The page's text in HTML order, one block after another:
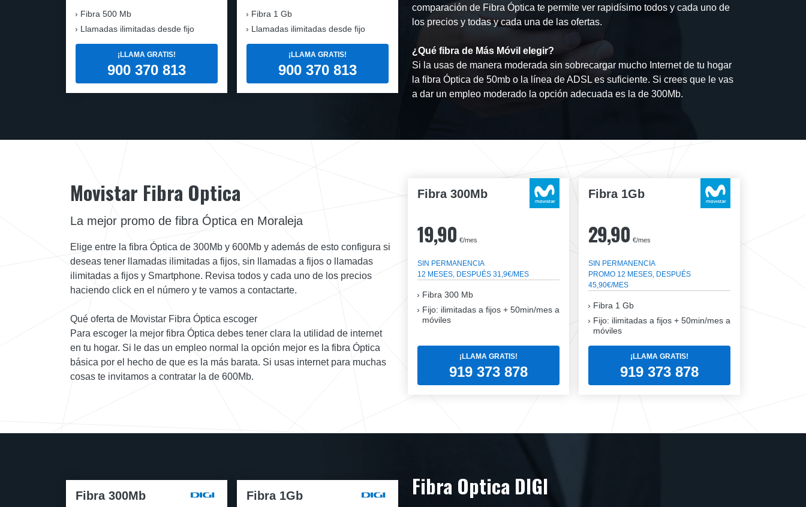
Fibra 500 Mb
Llamadas ilimitadas desde fijo
¡LLAMA GRATIS!
900 370 813
Fibra 1 Gb
Llamadas ilimitadas desde fijo
¡LLAMA GRATIS!
900 370 813
comparación de Fibra Óptica te permite ver rapidísimo todos y cada uno de
los precios y todas y cada una de las ofertas.
¿Qué fibra de Más Móvil elegir?
Si la usas de manera moderada sin sobrecargar mucho Internet de tu hogar
la fibra Óptica de 50mb o la línea de ADSL es suficiente. Si crees que le vas
a dar un empleo moderado la opción adecuada es la de 300Mb.
Fibra 300Mb
19,90 €/mes
SIN PERMANENCIA
12 MESES, DESPUÉS 31,9€/MES
Fibra 300 Mb
Fijo: ilimitadas a fijos + 50min/mes a
móviles
¡LLAMA GRATIS!
919 373 878
Fibra 1Gb
29,90 €/mes
SIN PERMANENCIA
PROMO 12 MESES, DESPUÉS
45,90€/MES
Fibra 1 Gb
Fijo: ilimitadas a fijos + 50min/mes a
móviles
¡LLAMA GRATIS!
919 373 878
Movistar Fibra Optica
La mejor promo de fibra Óptica en Moraleja
Elige entre la fibra Óptica de 300Mb y 600Mb y además de esto configura si
deseas tener llamadas ilimitadas a fijos, sin llamadas a fijos o llamadas
ilimitadas a fijos y Smartphone. Revisa todos y cada uno de los precios
haciendo click en el número y te vamos a contactarte.
Qué oferta de Movistar Fibra Óptica escoger
Para escoger la mejor fibra Óptica debes tener clara la utilidad de internet
en tu hogar. Si le das un empleo normal la opción mejor es la fibra Óptica
básica por el hecho de que es la más barata. Si usas internet para muchas
cosas te invitamos a contratar la de 600Mb.
Fibra 300Mb Fibra 1Gb Fibra Optica DIGI